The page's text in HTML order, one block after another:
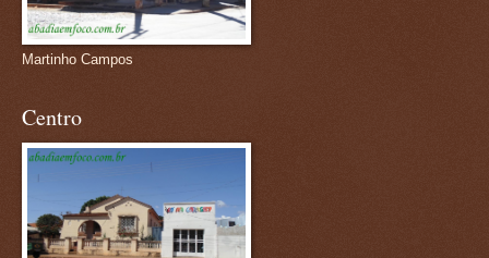
Martinho Campos
Centro